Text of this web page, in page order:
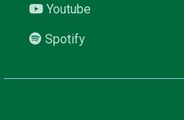
Youtube
Spotify